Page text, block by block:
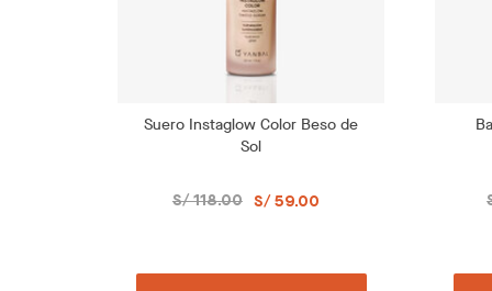
Suero Instaglow Color Beso de
Sol
S/ 118.00 S/ 59.00